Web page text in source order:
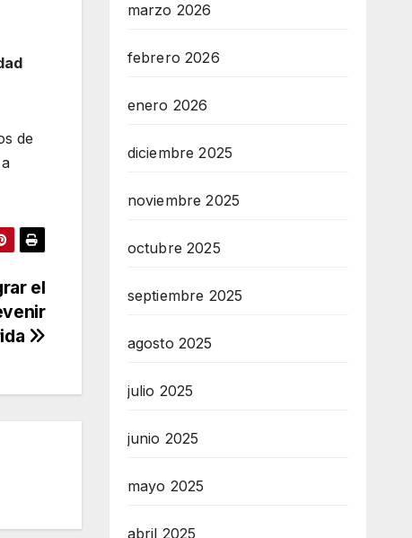
de
el
marzo 2026
febrero 2026
enero 2026
diciembre 2025
noviembre 2025
octubre 2025
septiembre 2025
agosto 2025
julio 2025
junio 2025
mayo 2025
abril 2025